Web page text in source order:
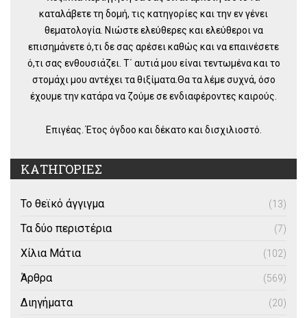
καταλάβετε τη δομή, τις κατηγορίες και την εν γένει
θεματολογία. Νιώστε ελεύθερες και ελεύθεροι να
επισημάνετε ό,τι δε σας αρέσει καθώς και να επαινέσετε
ό,τι σας ενθουσιάζει. Τ΄ αυτιά μου είναι τεντωμένα και το
στομάχι μου αντέχει τα θιξίματα.Θα τα λέμε συχνά, όσο
έχουμε την κατάρα να ζούμε σε ενδιαφέροντες καιρούς.
Επιγέας. Έτος όγδοο και δέκατο και δισχιλιοστό.
ΚΑΤΗΓΟΡΙΕΣ
Το θεϊκό άγγιγμα (13)
Τα δύο περιστέρια (7)
Χίλια Μάτια (102)
Άρθρα (569)
Διηγήματα (20)